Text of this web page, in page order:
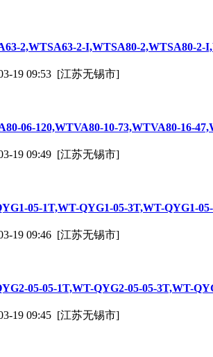
2,WTSA63-2-I,WTSA80-2,WTSA80-2-
19 09:53 [江苏无锡市]
06-120,WTVA80-10-73,WTVA80-16-
19 09:49 [江苏无锡市]
05-1T,WT-QYG1-05-3T,WT-QYG1-
19 09:46 [江苏无锡市]
05-05-1T,WT-QYG2-05-05-3T,WT-
19 09:45 [江苏无锡市]